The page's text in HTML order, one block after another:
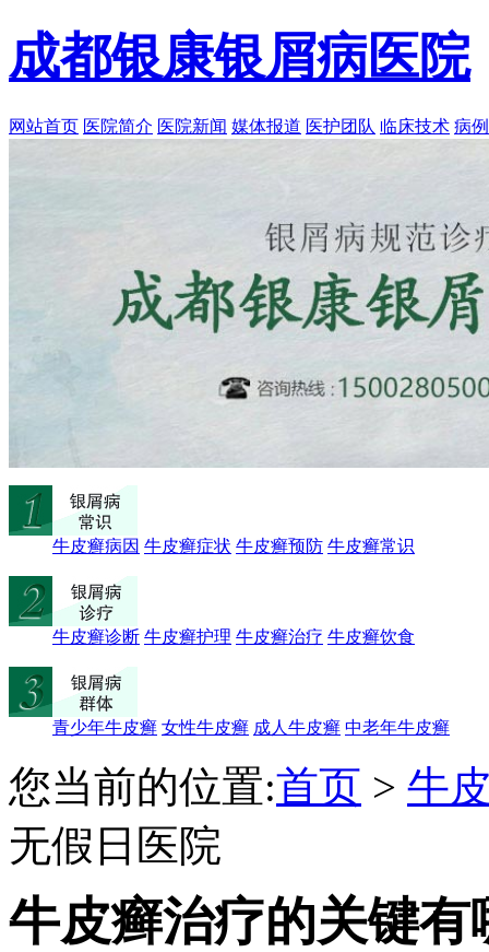
成都银康银屑病医院
网站首页 医院简介 医院新闻 媒体报道 医护团队 临床技术 病
牛皮癣病因 牛皮癣症状 牛皮癣预防 牛皮癣常识
牛皮癣诊断 牛皮癣护理 牛皮癣治疗 牛皮癣饮食
青少年牛皮癣 女性牛皮癣 成人牛皮癣 中老年牛皮癣
您当前的位置:首页 > 牛
无假日医院
牛皮癣治疗的关键有